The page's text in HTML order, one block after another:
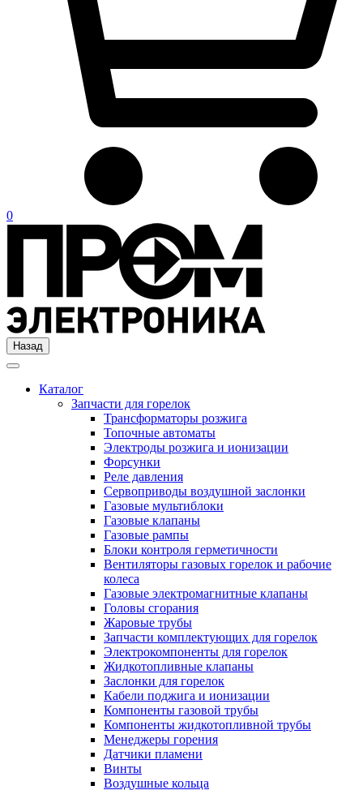
0
Назад
Каталог
Запчасти для горелок
Трансформаторы розжига
Топочные автоматы
Электроды розжига и ионизации
Форсунки
Реле давления
Сервоприводы воздушной заслонки
Газовые мультиблоки
Газовые клапаны
Газовые рампы
Блоки контроля герметичности
Вентиляторы газовых горелок и рабочие
колеса
Газовые электромагнитные клапаны
Головы сгорания
Жаровые трубы
Запчасти комплектующих для горелок
Электрокомпоненты для горелок
Жидкотопливные клапаны
Заслонки для горелок
Кабели поджига и ионизации
Компоненты газовой трубы
Компоненты жидкотопливной трубы
Менеджеры горения
Датчики пламени
Винты
Воздушные кольца